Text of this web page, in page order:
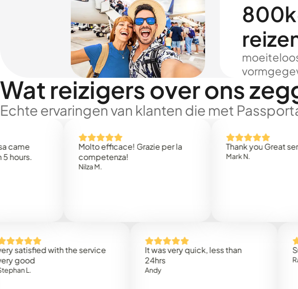
Wat reizigers over ons
Echte ervaringen van klanten die met
Molto efficace! Grazie per la
competenza!
Thank you Great service
with the service
It was very quick, less than
Super